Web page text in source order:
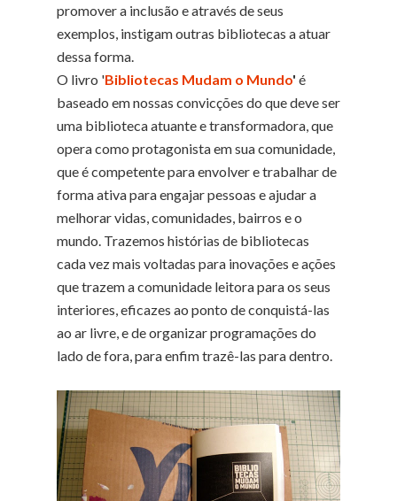
promover a inclusão e através de seus
exemplos, instigam outras bibliotecas a atuar
dessa forma.
O livro 'Bibliotecas Mudam o Mundo' é
baseado em nossas convicções do que deve ser
uma biblioteca atuante e transformadora, que
opera como protagonista em sua comunidade,
que é competente para envolver e trabalhar de
forma ativa para engajar pessoas e ajudar a
melhorar vidas, comunidades, bairros e o
mundo. Trazemos histórias de bibliotecas
cada vez mais voltadas para inovações e ações
que trazem a comunidade leitora para os seus
interiores, eficazes ao ponto de conquistá-las
ao ar livre, e de organizar programações do
lado de fora, para enfim trazê-las para dentro.